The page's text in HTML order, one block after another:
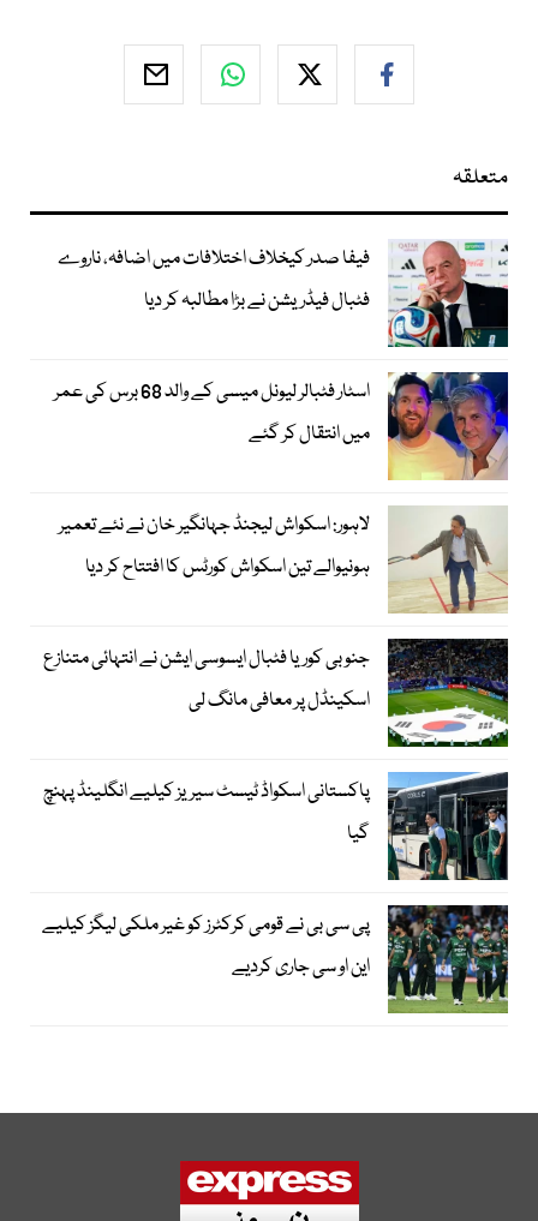
متعلقہ
فیفا صدر کیخلاف اختلافات میں اضافہ، ناروے
فٹبال فیڈریشن نے بڑا مطالبہ کر دیا
اسٹار فٹبالر لیونل میسی کے والد 68 برس کی عمر
میں انتقال کر گئے
لاہور: اسکواش لیجنڈ جہانگیر خان نے نئے تعمیر
ہونیوالے تین اسکواش کورٹس کا افتتاح کر دیا
جنوبی کوریا فٹبال ایسوسی ایشن نے انتہائی متنازع
اسکینڈل پر معافی مانگ لی
پاکستانی اسکواڈ ٹیسٹ سیریز کیلیے انگلینڈ پہنچ
گیا
پی سی بی نے قومی کرکٹرز کو غیر ملکی لیگز کیلیے
این او سی جاری کردیے